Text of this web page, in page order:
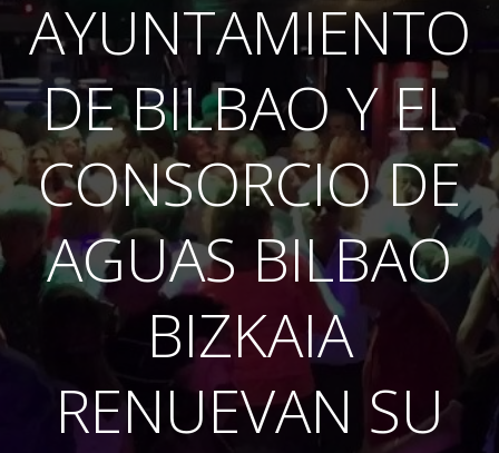
AYUNTAMIENTO
DE BILBAO Y EL
CONSORCIO DE
AGUAS BILBAO
BIZKAIA
RENUEVAN SU